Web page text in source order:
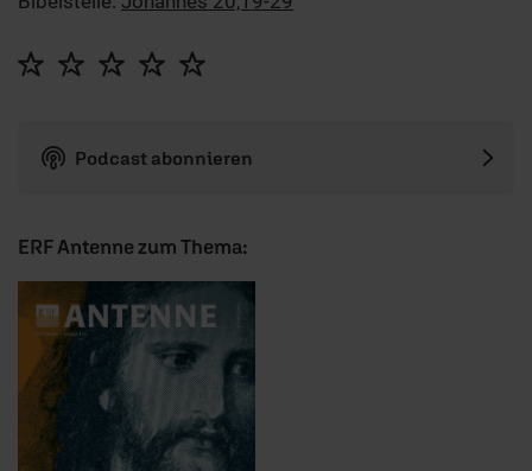
Podcast abonnieren
ERF Antenne zum Thema: